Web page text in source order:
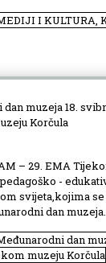
I KULTURA,
muzeja 18.
Korčula
– 29. EMA
-
svijeta,kojima se
dan
dan
muzeju Korčula